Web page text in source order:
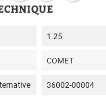
1.25
COMET
36002-00004